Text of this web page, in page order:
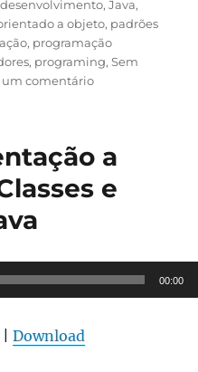
desenvolvimento,Java,
a objeto, padrões
, programação
, programing,Sem
um comentárioem
Objetos
–
Java
a
e
00:00
| Download